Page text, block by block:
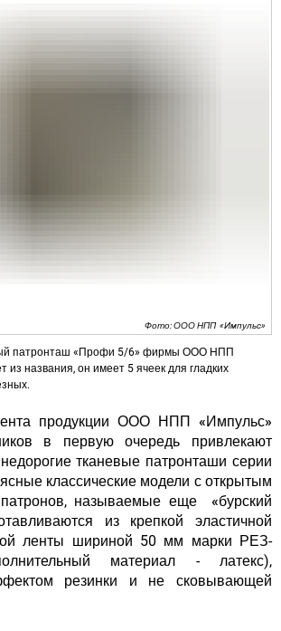
Фото: ООО НПП «Импульс»
патронташ «Профи 5/6» фирмы ООО НПП
из названия, он имеет 5 ячеек для гладких
продукции ООО НПП «Импульс»
в первую очередь привлекают
тканевые патронташи серии
классические модели с открытым
называемые еще «бурский
из крепкой эластичной
ленты шириной 50 мм марки РЕЗ-
материал - латекс),
резинки и не сковывающей